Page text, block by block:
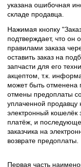
указана ошибочная
складе продавца.
Нажимая кнопку
подтверждает, что он
правилами заказа
оставить заказ на
запчасти для его
акцептом, т.к.
может быть
отмены предоплаты
уплаченной продавцу
электронный кошелёк
платёж, и
заказчика на
возврате предоплаты.
Первая часть